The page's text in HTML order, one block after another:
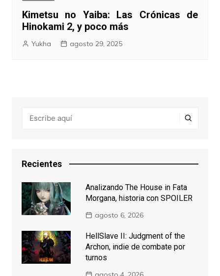
Kimetsu no Yaiba: Las Crónicas de
Hinokami 2, y poco más
Yukha agosto 29, 2025
Recientes
Analizando The House in Fata
Morgana, historia con SPOILER
agosto 6, 2026
HellSlave II: Judgment of the
Archon, indie de combate por
turnos